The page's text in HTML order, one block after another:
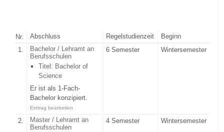
Nr. Abschluss Regelstudienzeit
Beginn
1.
Bachelor / Lehramt an
Berufsschulen
Titel: Bachelor of
Science
Er ist als 1-Fach-
Bachelor konzipiert.
Eintrag bearbeiten
6 Semester Wintersemester
2.
Master / Lehramt an
Berufsschulen
4 Semester Wintersemester